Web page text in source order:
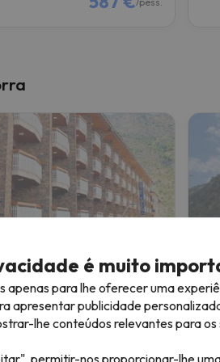
Julia de Loria
comentários
forfait emGrandvalira
7.4
4
é muito
apenas para lhe oferecer uma
apresentar publicidade
lhe conteúdos relevantes para os
permitir-nos proporcionar-lhe